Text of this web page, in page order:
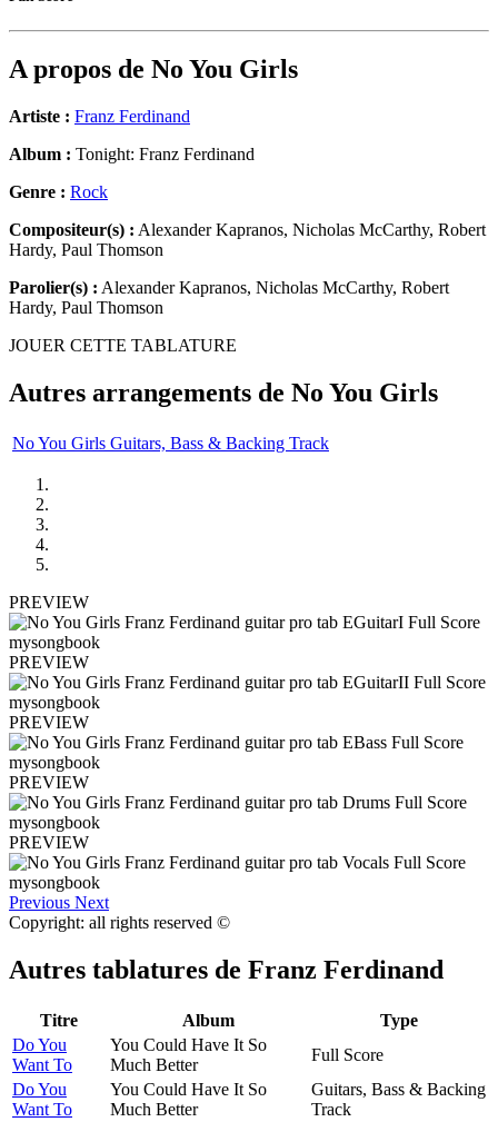
A propos de No You Girls
Artiste : Franz Ferdinand
Album : Tonight: Franz Ferdinand
Genre : Rock
Compositeur(s) : Alexander Kapranos, Nicholas McCarthy, Robert
Hardy, Paul Thomson
Parolier(s) : Alexander Kapranos, Nicholas McCarthy, Robert
Hardy, Paul Thomson
JOUER CETTE TABLATURE
Autres arrangements de No You Girls
No You Girls Guitars, Bass & Backing Track
PREVIEW
PREVIEW
PREVIEW
PREVIEW
PREVIEW
Previous Next
Copyright: all rights reserved ©
Autres tablatures de Franz Ferdinand
Titre Album
Type
Do You
Want To
You Could Have It So
Much Better
Full Score
Do You
Want To
You Could Have It So
Much Better
Guitars, Bass & Backing
Track